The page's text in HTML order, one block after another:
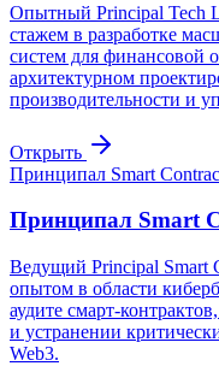
Опытный Principal Tech
стажем в разработке
систем для финансовой
архитектурном
производительности и
Открыть
Принципал Smart
Принципал Smart
Ведущий Principal Smart
опытом в области
аудите смарт-
и устранении
Web3.